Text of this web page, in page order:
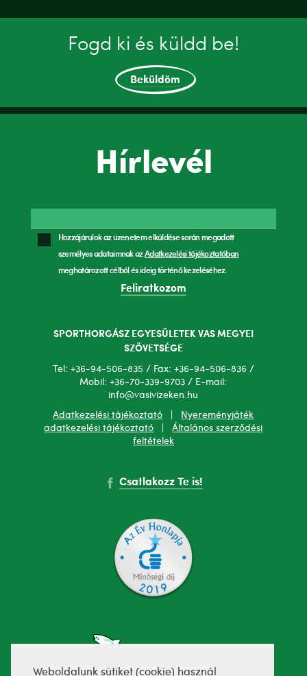
Weboldalunk sütiket (cookie) használ
Fogd ki és küldd be!
Beküldöm
Hírlevél
Hozzájárulok az üzenetem elküldése során megadott
személyes adataimnak azAdatkezelési tájékoztatóban
meghatározott célból és ideig történő kezeléséhez.
Feliratkozom
SPORTHORGÁSZ EGYESÜLETEK VAS MEGYEI
SZÖVETSÉGE
Tel: +36-94-506-835 / Fax: +36-94-506-836 /
Mobil: +36-70-339-9703 / E-mail:
info@vasivizeken.hu
Adatkezelési tájékoztató
Nyereményjáték
adatkezelési tájékoztató |Általános szerződési
feltételek
Csatlakozz Te is!